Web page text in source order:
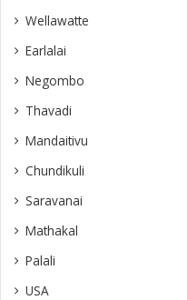
Wellawatte
Earlalai
Negombo
Thavadi
Mandaitivu
Chundikuli
Saravanai
Mathakal
Palali
USA